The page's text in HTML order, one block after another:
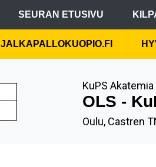
SEURAN ETUSIVU
JALKAPALLOKUOPIO.FI
KuPS
OLS -
Oulu, Castren